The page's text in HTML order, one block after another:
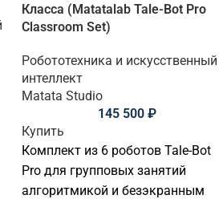
Класса (Matatalab Tale-Bot Pro
Classroom Set)
Робототехника и искусственный
интеллект
Matata Studio
145 500₽
Купить
Комплект из 6 роботов Tale-Bot
Pro для групповых занятий
алгоритмикой и безэкранным